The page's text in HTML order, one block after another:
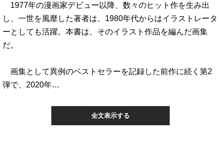
1977年の漫画家デビュー以降、数々のヒット作を生み出
し、一世を風靡した著者は、1980年代からはイラストレータ
ーとしても活躍。本書は、そのイラスト作品を編んだ画集
だ。
画集として異例のベストセラーを記録した前作に続く第2
弾で、2020年…
全文表示する